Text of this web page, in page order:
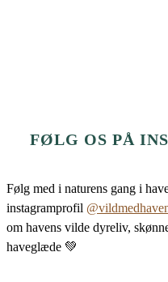
FØLG OS PÅ
Følg med i naturens gang i
instagramprofil
om havens vilde dyreliv,
haveglæde 💚